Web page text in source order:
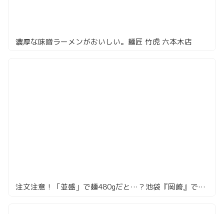
濃厚な味噌ラーメンがおいしい。麺匠 竹虎 六本木店
注文注意！「並盛」で麺480gだと…？池袋『岡崎』でうっかり頼むと詰む、満足度120点の味噌ラーメン